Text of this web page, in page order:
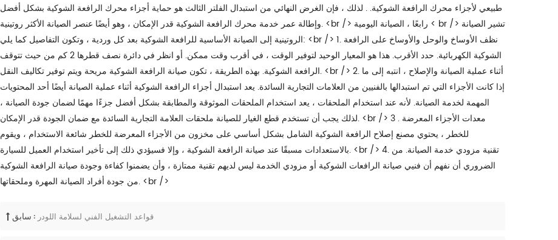
طبيعي لأجزاء محرك الرافعة الشوكية. . لذلك ، فإن الغرض النهائي من استبدال الفلتر الثالث هو حماية أجزاء محرك الرافعة الشوكية بشكل أفضل
وإطالة عمر خدمة محرك الرافعة الشوكية قدر الإمكان ، وهو أيضًا عنصر الصيانة الأكثر روتينية. <br /> رابعًا ، الصيانة اليومية < br /> تشير الصيانة
الروتينية إلى الصيانة الأساسية للرافعة الشوكية بعد كل وردية ، وتكون التفاصيل كما يلي: <br /> 1. نظف الأوساخ والوحل والأوساخ على الرافعة
الشوكية الكهربائية. حدد الأقرب. هذا هو المعيار الوحيد لتوفير الوقت ، في أقرب وقت ممكن. أو انظر في دائرة نصف قطرها 2 كم من حيث تتوقف
الرافعة الشوكية. بهذه الطريقة ، تكون صيانة الرافعة الشوكية مريحة ويتم توفير تكاليف النقل. <br /> 2. أثناء عملية الصيانة والإصلاح ، انتبه إلى ما
إذا كانت الأجزاء التي تم استبدالها بالفنيين من العلامات التجارية السائدة. يعد استبدال أجزاء الرافعة الشوكية أثناء عملية الصيانة أيضًا أحد المحتويات
المهمة لخدمة الصيانة. لأنه عند استخدام الملحقات ، يعد استخدام الملحقات الموثوقة والمطابقة بشكل أفضل جزءًا مهمًا لضمان جودة الصيانة ،
لذلك يجب أن تستخدم قطع الغيار للصيانة ملحقات العلامة التجارية السائدة مع ضمان الجودة قدر الإمكان. <br /> 3 . معدات الأجزاء المعرضة
للخطر ، يحتوي مصنع إصلاح الرافعة الشوكية الشامل بشكل أساسي على مخزون من الأجزاء المعرضة للخطر شائعة الاستخدام ، ويقوم
بالاستعدادات مسبقًا عند صيانة الرافعة الشوكية ، وإلا فسيؤدي ذلك إلى تأخير استخدام العميل للسيارة. <br /> 4. تقنية مزودي خدمة الصيانة. من
الضروري أن نفهم أن فنيي صيانة الرافعات الشوكية أو مزودي الخدمة ليس لديهم تقنية ممتازة ، وأن يضمنوا كفاءة وجودة صيانة الرافعة الشوكية
من جودة أفراد الصيانة المهرة وملحقاتها. <br />
سابق : قواعد التشغيل الفني لسلامة اللودر